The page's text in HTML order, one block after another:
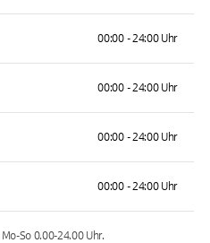
00:00 - 24:00 Uhr
00:00 - 24:00 Uhr
00:00 - 24:00 Uhr
00:00 - 24:00 Uhr
Mo-So 0.00-24.00Uhr.